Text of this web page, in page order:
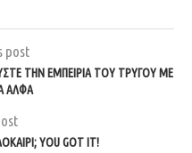
post
ΤΗΝ ΕΜΠΕΙΡΙΑ ΤΟΥ ΤΡΥΓΟΥ ΜΕ
ΑΛΦΑ
YOU GOT IT!